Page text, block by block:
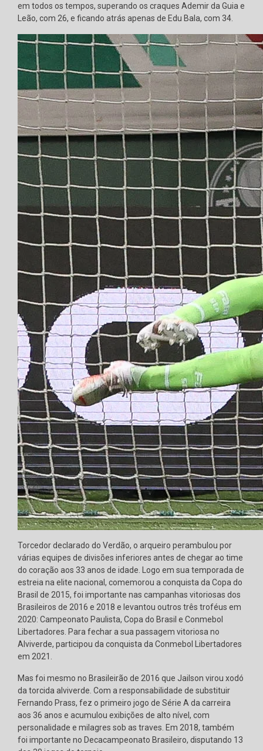
em todos os tempos, superando os craques Ademir da Guia e
Leão, com 26, e ficando atrás apenas de Edu Bala, com 34.
Torcedor declarado do Verdão, o arqueiro perambulou por
várias equipes de divisões inferiores antes de chegar ao time
do coração aos 33 anos de idade. Logo em sua temporada de
estreia na elite nacional, comemorou a conquista da Copa do
Brasil de 2015, foi importante nas campanhas vitoriosas dos
Brasileiros de 2016 e 2018 e levantou outros três troféus em
2020: Campeonato Paulista, Copa do Brasil e Conmebol
Libertadores. Para fechar a sua passagem vitoriosa no
Alviverde, participou da conquista da Conmebol Libertadores
em 2021.
Mas foi mesmo no Brasileirão de 2016 que Jailson virou xodó
da torcida alviverde. Com a responsabilidade de substituir
Fernando Prass, fez o primeiro jogo de Série A da carreira
aos 36 anos e acumulou exibições de alto nível, com
personalidade e milagres sob as traves. Em 2018, também
foi importante no Decacampeonato Brasileiro, disputando 13